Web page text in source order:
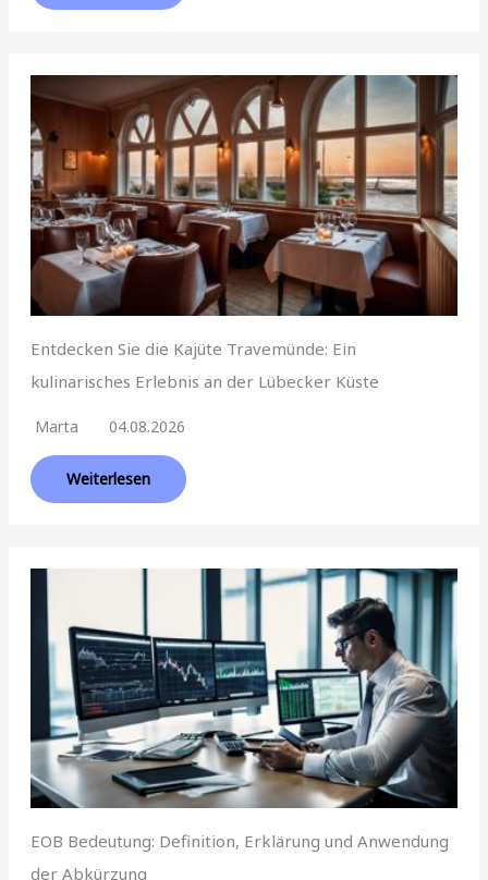
Entdecken Sie die Kajüte Travemünde: Ein
kulinarisches Erlebnis an der Lübecker Küste
Marta 04.08.2026
Weiterlesen
EOB Bedeutung: Definition, Erklärung und Anwendung
der Abkürzung